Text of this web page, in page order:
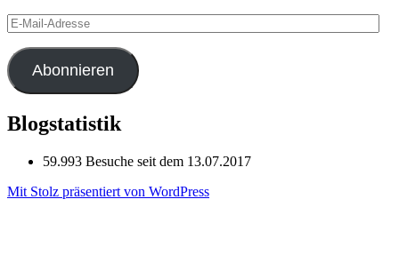
E-
Mail-
Adresse
Abonnieren
Blogstatistik
59.993 Besuche seit dem 13.07.2017
Mit Stolz präsentiert von WordPress